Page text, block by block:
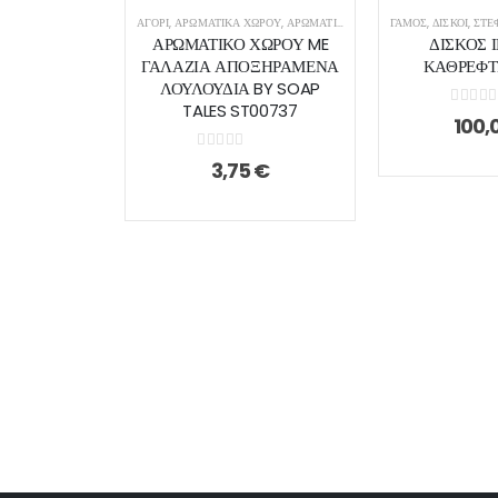
ΑΓΌΡΙ,ΑΡΩΜΑΤΙΚΆ ΧΏΡΟΥ,ΑΡΩΜΑΤΙΚΆ ΧΏΡΟΥ ,ΑΡΩΜΑΤΙΚΆ
ΑΡΩΜΑΤΙΚΟ ΧΩΡΟΥ ME
ΓΑΛΑΖΙΑ ΑΠΟΞΗΡΑΜΕΝΑ
ΛΟΥΛΟΥΔΙΑ BY SOAP
TALES ST00737
out of 5
3,75€
ΓΑΜΟΣ,ΔΊΣΚΟΙ, ΣΤΈΦΑΝΑ
ΔΙΣΚΟΣ
0out